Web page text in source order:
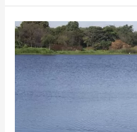
La
administración
Distrital
tiene
un